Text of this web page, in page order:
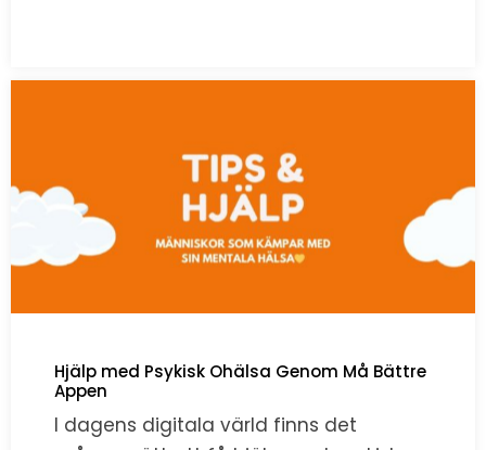
Hjälp med Psykisk Ohälsa Genom Må Bättre
Appen
I dagens digitala värld finns det